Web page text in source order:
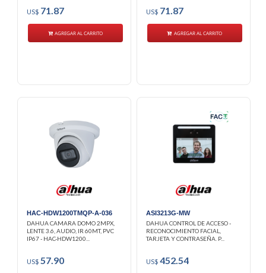
US$ 71.87
AGREGAR AL CARRITO
US$71.87
AGREGAR AL CARRITO
HAC-HDW1200TMQP-A-036
DAHUA CAMARA DOMO 2MPX,
LENTE 3.6, AUDIO, IR 60MT, PVC
IP67 - HAC-HDW1200...
US$ 57.90
ASI3213G-MW
DAHUA CONTROL DE ACCESO -
RECONOCIMIENTO FACIAL,
TARJETA Y CONTRASEÑA. P...
US$452.54